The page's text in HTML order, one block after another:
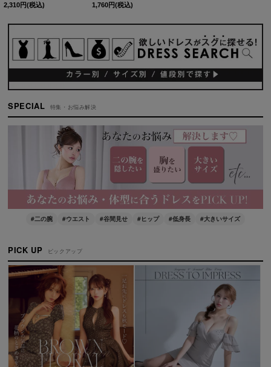
2,310円(税込) 1,760円(税込)
SPECIAL 特集・お悩み解決
#二の腕 #ウエスト #谷間見せ #ヒップ #低身長 #大きいサイズ
PICK UP ピックアップ